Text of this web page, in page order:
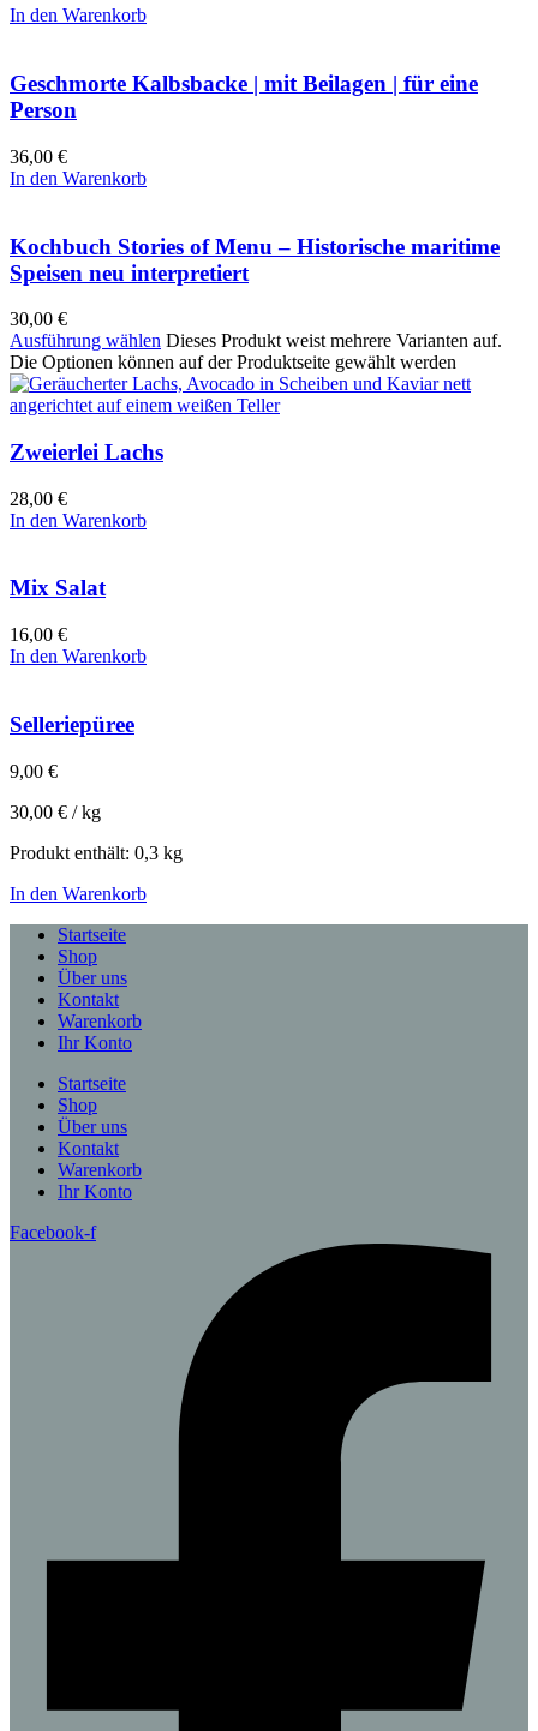
In den Warenkorb
Geschmorte Kalbsbacke | mit Beilagen | für eine
Person
36,00 €
In den Warenkorb
Kochbuch Stories of Menu – Historische maritime
Speisen neu interpretiert
30,00 €
Ausführung wählen Dieses Produkt weist mehrere Varianten auf.
Die Optionen können auf der Produktseite gewählt werden
Zweierlei Lachs
28,00 €
In den Warenkorb
Mix Salat
16,00 €
In den Warenkorb
Selleriepüree
9,00 €
30,00 € /kg
Produkt enthält: 0,3 kg
In den Warenkorb
Startseite
Shop
Über uns
Kontakt
Warenkorb
Ihr Konto
Startseite
Shop
Über uns
Kontakt
Warenkorb
Ihr Konto
Facebook-f